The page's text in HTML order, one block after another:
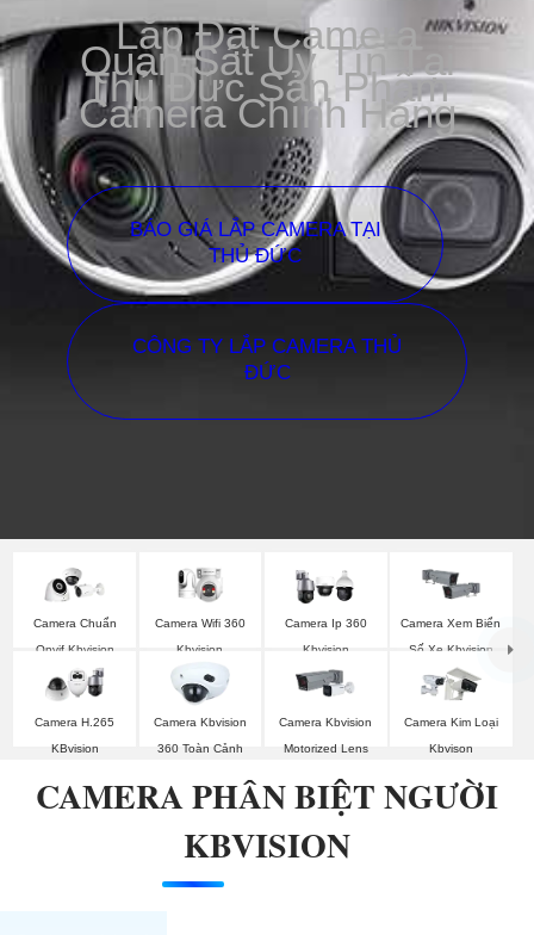
Lắp Đặt Camera
Quan Sát Uy Tín Tại
Thủ Đức Sản Phẩm
Camera Chính Hãng
BÁO GIÁ LẮP CAMERA TẠI
THỦ ĐỨC
CÔNG TY LẮP CAMERA THỦ
ĐỨC
Camera Chuẩn
Onvif Kbvision
Camera Wifi 360
Kbvision
Camera Ip 360
Kbvision
Camera Xem Biển
Số Xe Kbvision
Camera H.265
KBvision
Camera Kbvision
360 Toàn Cảnh
Camera Kbvision
Motorized Lens
Camera Kim Loại
Kbvison
CAMERA PHÂN BIỆT NGƯỜI
KBVISION